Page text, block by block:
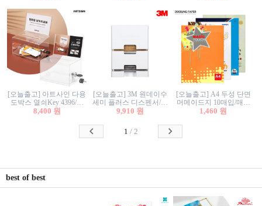
[오늘출고] 아트사인 다용
도박스 열쇠Key 4396/투
표함/건의함/모금함/응모
8,400 원
[오늘출고] 3M 원데이수
세미 플러스 디스펜서/소
프트수세미5매+강력수세
9,910 원
[오늘출고] A4 두성 단면
머메이드지 10매입/매직
터치/색지/색상지/색복사
칼라색지/고급복사지
1,460 원
1 / 2
best of best